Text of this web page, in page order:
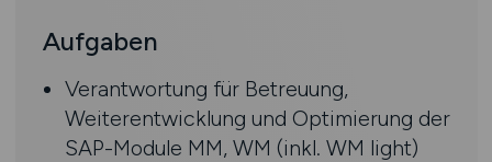
Aufgaben
Verantwortung für Betreuung,
Weiterentwicklung und Optimierung der
SAP-Module MM, WM (inkl. WM light)